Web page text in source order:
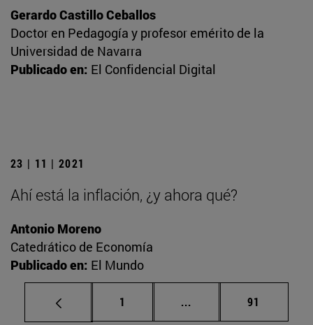
Gerardo Castillo Ceballos
Doctor en Pedagogía y profesor emérito de la
Universidad de Navarra
Publicado en: El Confidencial Digital
23 | 11 | 2021
Ahí está la inflación, ¿y ahora qué?
Antonio Moreno
Catedrático de Economía
Publicado en: El Mundo
Página
1 ... Páginas intermedias
Página
91